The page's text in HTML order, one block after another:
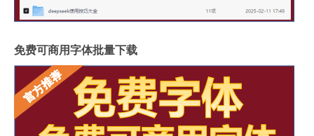
免费可商用字体批量下载